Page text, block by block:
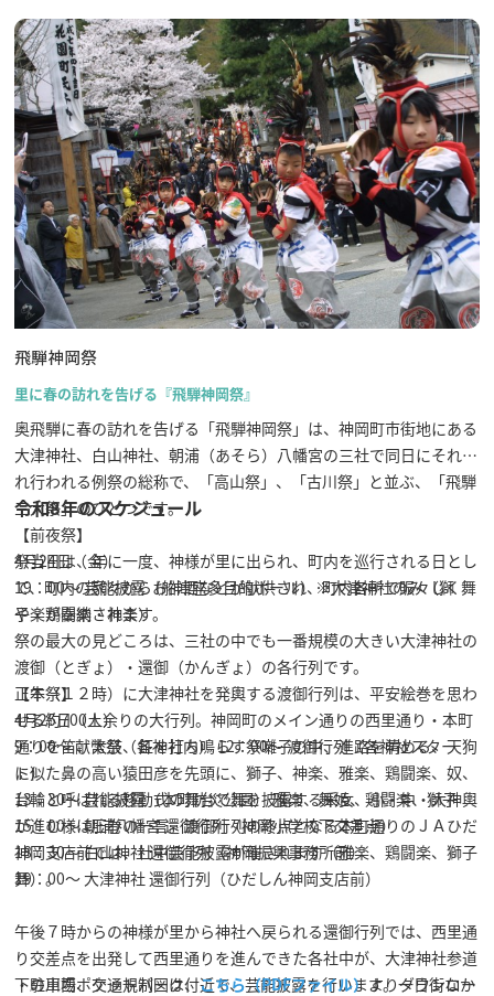
飛騨神岡祭
里に春の訪れを告げる『飛騨神岡祭』
奥飛騨に春の訪れを告げる 「飛騨神岡祭」は、神岡町市街地にある
大津神社、白山神社、朝浦（あそら）八幡宮の三社で同日にそれぞ
れ行われる例祭の総称で、「高山祭」、「古川祭」と並ぶ、「飛騨
三大祭」のひとつです。
祭当日は、年に一度、神様が里に出られ、町内を巡行される日とし
て、町内の家々からお神酒などが献供され、町内各所で賑々しく舞
や楽が奉納されます。
祭の最大の見どころは、三社の中でも一番規模の大きい大津神社の
渡御（とぎょ）・還御（かんぎょ）の各行列です。
正午（１２時）に大津神社を発輿する渡御行列は、平安絵巻を思わ
せる約700人余りの大行列。神岡町のメイン通りの西里通り・本町
通りを笛、太鼓、鉦を打ち鳴らす祭囃子の中、進路を清める、天狗
に似た鼻の高い猿田彦を先頭に、獅子、神楽、雅楽、鶏闘楽、奴、
台輪と呼ばれる移動式の舞台で舞を披露する采女、小・中・大神輿
が進む様は圧巻の一言。渡御行列の終点となる本町通りのＪＡひだ
神岡支店前では、社中芸能披露が催されます（雅楽、鶏闘楽、獅子
舞）。
午後７時からの神様が里から神社へ戻られる還御行列では、西里通
り交差点を出発して西里通りを進んできた各社中が、大津神社参道
下の川西ポケットパーク付近で、芸能披露を行います。一日街なか
令和8年のスケジュール
【前夜祭】
4月24日（金）
19：00～ 芸能披露（船津座多目的ホール）※大津神社のみ（獅
子・鶏闘楽・神楽）
【本祭】
4月25日（土）
9：00～ 献幣祭（各神社内） 12：00～ 渡御行列（各神社スター
ト）
13：30～ 芸能披露（本町防災公園） 雅楽、舞姫、鶏闘楽、獅子
15：00～ 朝浦八幡宮 還御行列（神岡小学校下交差点）
18：30～ 白山神社 還御行列（神岡振興事務所前）
19：00～ 大津神社 還御行列（ひだしん神岡支店前）
・駐車場、交通規制図は、こちら（PDFファイル）よりダウンロー